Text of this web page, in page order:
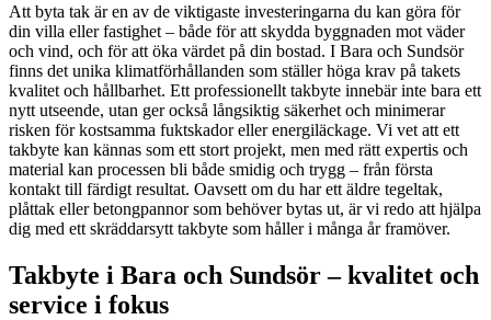
Att byta tak är en av de viktigaste investeringarna du kan göra för
din villa eller fastighet – både för att skydda byggnaden mot väder
och vind, och för att öka värdet på din bostad. I Bara och Sundsör
finns det unika klimatförhållanden som ställer höga krav på takets
kvalitet och hållbarhet. Ett professionellt takbyte innebär inte bara ett
nytt utseende, utan ger också långsiktig säkerhet och minimerar
risken för kostsamma fuktskador eller energiläckage. Vi vet att ett
takbyte kan kännas som ett stort projekt, men med rätt expertis och
material kan processen bli både smidig och trygg – från första
kontakt till färdigt resultat. Oavsett om du har ett äldre tegeltak,
plåttak eller betongpannor som behöver bytas ut, är vi redo att hjälpa
dig med ett skräddarsytt takbyte som håller i många år framöver.
Takbyte i Bara och Sundsör – kvalitet och
service i fokus